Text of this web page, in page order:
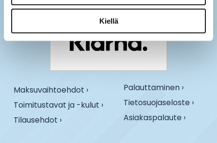
Kiellä
Maksuvaihtoehdot ›
Toimitustavat ja -kulut ›
Tilausehdot ›
Palauttaminen ›
Tietosuojaseloste ›
Asiakaspalaute ›